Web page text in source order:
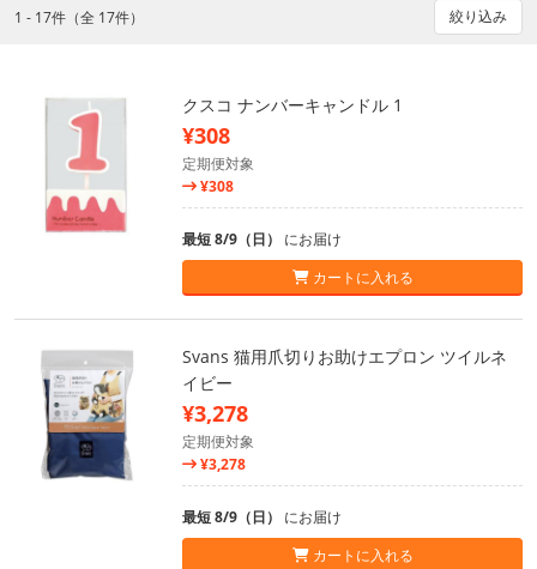
1 - 17件（全 17件） 絞り込み
クスコ ナンバーキャンドル 1
¥308
定期便対象
¥308
最短 8/9（日） にお届け
カートに入れる
Svans 猫用爪切りお助けエプロン ツイルネ
イビー
¥3,278
定期便対象
¥3,278
最短 8/9（日） にお届け
カートに入れる